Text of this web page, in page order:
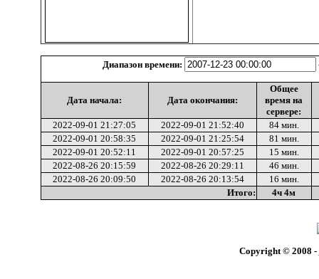
Диапазон времени:
Дата начала: Дата окончания:
Общее
время на
сервере:
2022-09-01 21:27:05
2022-09-01 21:52:40
84 мин.
2022-09-01 20:58:35
2022-09-01 21:25:54
81 мин.
2022-09-01 20:52:11
2022-09-01 20:57:25
15 мин.
2022-08-26 20:15:59
2022-08-26 20:29:11
46 мин.
2022-08-26 20:09:50
2022-08-26 20:13:54
16 мин.
Итого:
4ч 4м
Copyright © 2008 -